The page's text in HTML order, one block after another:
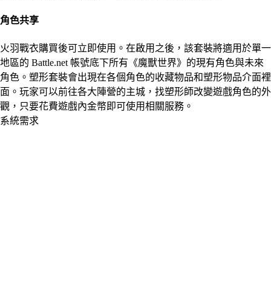
角色共享
火羽戰衣購買後可立即使用。在啟用之後，該套裝將適用於單一
地區的 Battle.net 帳號底下所有《魔獸世界》的現有角色與未來
角色。塑形套裝會出現在各個角色的收藏物品和塑形物品介面裡
面。玩家可以前往各大陣營的主城，找塑形師改變遊戲角色的外
觀，只要花費遊戲內金幣即可使用相關服務。
系統需求